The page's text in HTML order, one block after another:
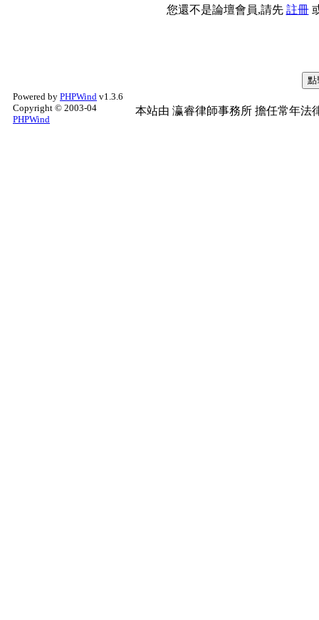
您還不是論壇會員,請先 註冊
Powered by PHPWind v1.3.6
Copyright © 2003-04
PHPWind
本站由 瀛睿律師事務所 擔任常年法